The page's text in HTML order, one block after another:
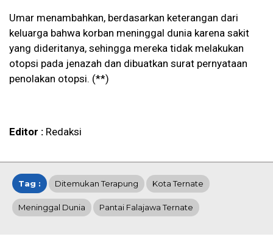
Umar menambahkan, berdasarkan keterangan dari
keluarga bahwa korban meninggal dunia karena sakit
yang dideritanya, sehingga mereka tidak melakukan
otopsi pada jenazah dan dibuatkan surat pernyataan
penolakan otopsi. (**)
Editor : Redaksi
Tag : Ditemukan Terapung Kota Ternate
Meninggal Dunia Pantai Falajawa Ternate